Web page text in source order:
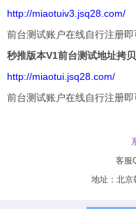
http://miaotuiv3.jsq28.com/
前台测试账户在线自行注册
秒推版本V1前台测试地址拷
http://miaotui.jsq28.com/
前台测试账户在线自行注册
客服
地址：北京